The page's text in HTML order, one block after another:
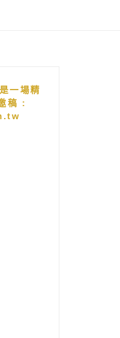
一場精
稿 :